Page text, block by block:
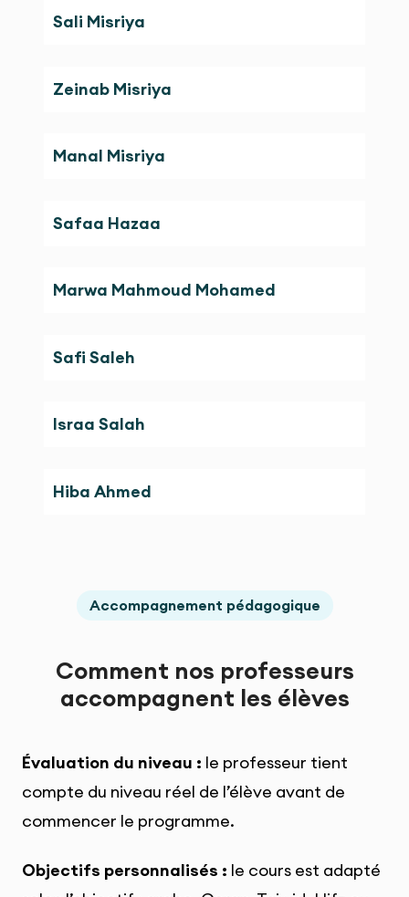
Sali Misriya
Zeinab Misriya
Manal Misriya
Safaa Hazaa
Marwa Mahmoud Mohamed
Safi Saleh
Israa Salah
Hiba Ahmed
Accompagnement pédagogique
Comment nos professeurs
accompagnent les élèves
Évaluation du niveau : le professeur tient
compte du niveau réel de l’élève avant de
commencer le programme.
Objectifs personnalisés : le cours est adapté